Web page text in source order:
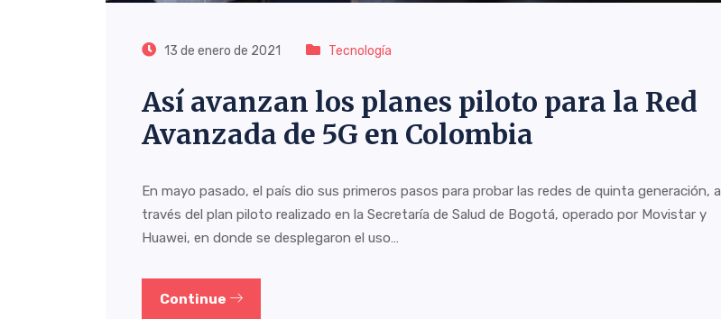
13 de enero de 2021 Tecnología
Así avanzan los planes piloto para la Red
Avanzada de 5G en Colombia
En mayo pasado, el país dio sus primeros pasos para probar las redes de quinta generación, a
través del plan piloto realizado en la Secretaría de Salud de Bogotá, operado por Movistar y
Huawei, en donde se desplegaron el uso…
Continue